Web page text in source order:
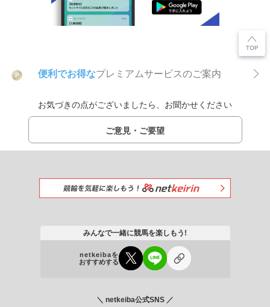
P 便利でお得なプレミアムサービスのご案内
お気づきの点がございましたら、お聞かせください
ご意見・ご要望
みんなで一緒に競馬を楽しもう!
netkeibaを
おすすめする
＼ netkeiba公式SNS ／